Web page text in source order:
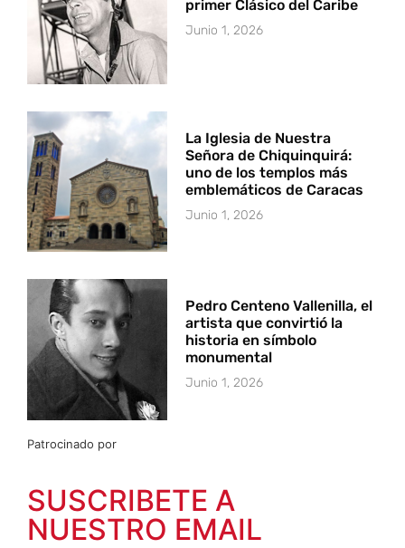
primer Clásico del Caribe
Junio 1, 2026
La Iglesia de Nuestra
Señora de Chiquinquirá:
uno de los templos más
emblemáticos de Caracas
Junio 1, 2026
Pedro Centeno Vallenilla, el
artista que convirtió la
historia en símbolo
monumental
Junio 1, 2026
Patrocinado por
SUSCRIBETE A
NUESTRO EMAIL